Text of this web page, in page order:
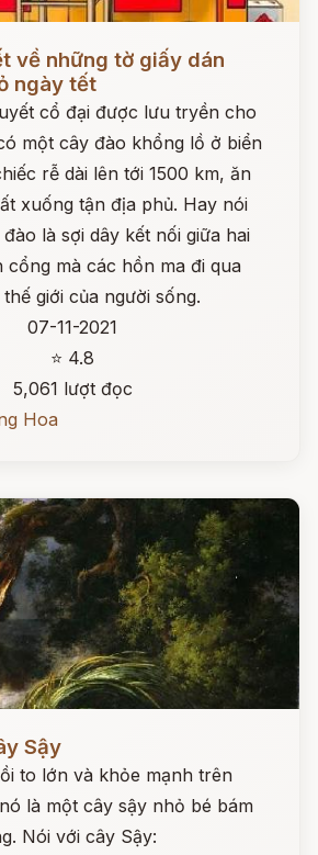
về những tờ giấy dán
ngày tết
cổ đại được lưu tryền cho
một cây đào khổng lồ ở biển
rễ dài lên tới 1500 km, ăn
xuống tận địa phủ. Hay nói
là sợi dây kết nối giữa hai
cổng mà các hồn ma đi qua
giới của người sống.
07-11-2021
⭐ 4.8
5,061 lượt đọc
Hoa
Sậy
to lớn và khỏe mạnh trên
là một cây sậy nhỏ bé bám
Nói với cây Sậy: